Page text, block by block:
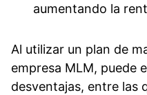
aumentando la
Al utilizar un plan de
empresa MLM, puede
desventajas, entre las